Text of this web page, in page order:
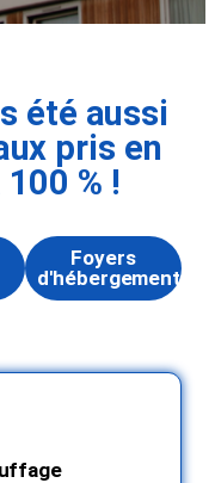
été aussi
pris en
% !
Foyers
d'hébergements